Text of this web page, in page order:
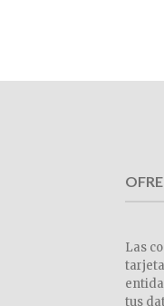
Las
tus